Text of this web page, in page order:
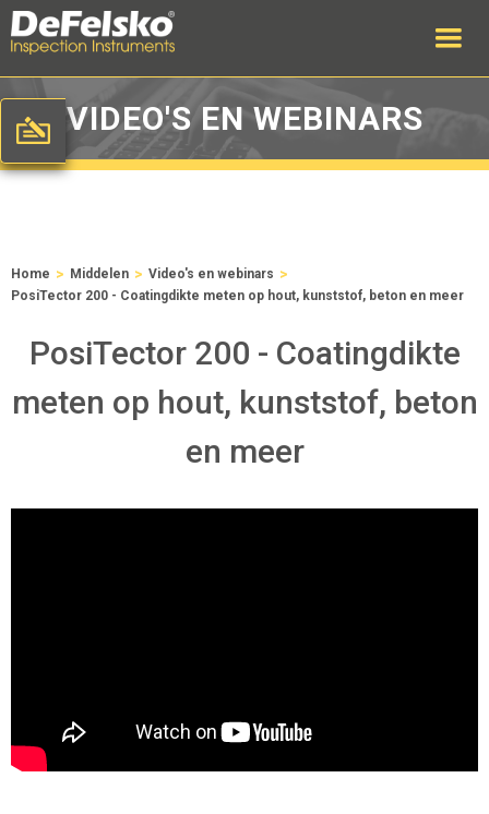
VIDEO'S EN WEBINARS
Home > Middelen > Video's en webinars >
PosiTector 200 - Coatingdikte meten op hout, kunststof, beton en meer
PosiTector 200 - Coatingdikte
meten op hout, kunststof, beton
en meer